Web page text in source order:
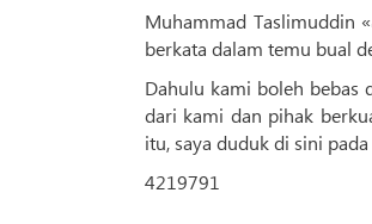
Muhammad Taslimuddin «محمد تسلیم الدین», imam dan pendakwah Masjid Firoz Shah «مسجد فیروز شاه» di Delhi,
berkata dalam temu bual
Dahulu kami boleh bebas
dari kami dan pihak
itu, saya duduk di sini
4219791